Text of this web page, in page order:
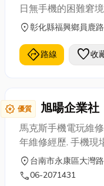
日無手機的困難窘
速更換,維修皆可現
實惠的維修價格,手
螢幕,手機換電池,中
location_on彰化縣福興鄉員鹿
directions路線 favorite收
award_star 優質 旭暘企業社
馬克斯手機電玩維
年維修經歷. 手機現
Watch維修, 換電池,
修處理, 二手機買賣
location_on 台南市永康區大灣
call06-2071431